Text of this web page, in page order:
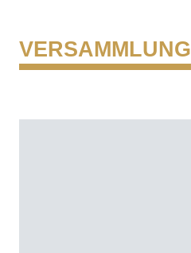
VERSAMMLUNG